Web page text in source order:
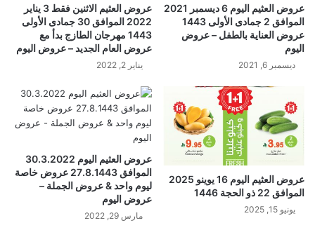
عروض العثيم اليوم 6 ديسمبر 2021
الموافق 2 جمادى الأولى 1443
عروض العناية بالطفل – عروض
اليوم
ديسمبر 6, 2021
عروض العثيم الاثنين فقط 3 يناير
2022 الموافق 30 جمادى الأولى
1443 مهرجان الطازج بدأ مع
عروض العام الجديد – عروض اليوم
يناير 2, 2022
عروض العثيم اليوم 16 يوينو 2025
الموافق 22 ذو الحجة 1446
يونيو 15, 2025
عروض العثيم اليوم 30.3.2022
الموافق 27.8.1443 عروض خاصة
ليوم واحد & عروض الجملة –
عروض اليوم
مارس 29, 2022